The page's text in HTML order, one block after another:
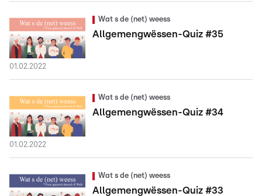
Wat s de (net) weess
Allgemengwëssen-Quiz #35
01.02.2022
Wat s de (net) weess
Allgemengwëssen-Quiz #34
01.02.2022
Wat s de (net) weess
Allgemengwëssen-Quiz #33